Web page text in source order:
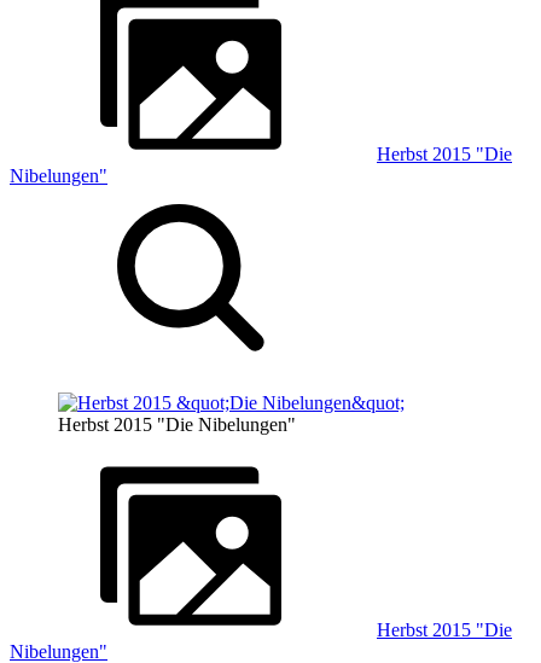
Herbst 2015 "Die
Nibelungen"
Herbst 2015 "Die Nibelungen"
Herbst 2015 "Die
Nibelungen"